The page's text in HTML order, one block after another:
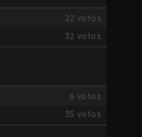
22 votos
32 votos
6 votos
35 votos